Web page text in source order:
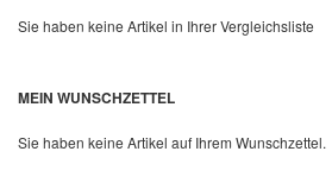
Sie haben keine Artikel in Ihrer Vergleichsliste
MEIN WUNSCHZETTEL
Sie haben keine Artikel auf Ihrem Wunschzettel.